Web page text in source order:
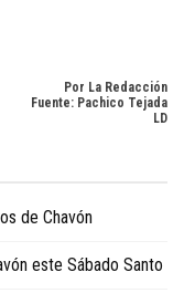
Por La Redacción
Fuente: Pachico Tejada
LD
de Chavón
este Sábado Santo